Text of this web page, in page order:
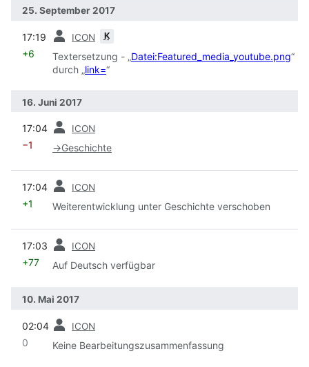
25. September 2017
17:19 ICON K
+6 Textersetzung - „Datei:Featured_media_youtube.png“
durch „link=“
16. Juni 2017
17:04 ICON
−1 →Geschichte
17:04 ICON
+1 Weiterentwicklung unter Geschichte verschoben
17:03 ICON
+77 Auf Deutsch verfügbar
10. Mai 2017
02:04 ICON
0 Keine Bearbeitungszusammenfassung